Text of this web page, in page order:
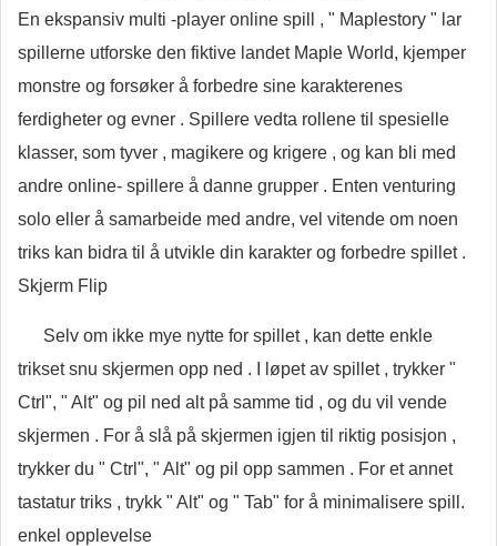
En ekspansiv multi -player online spill , " Maplestory " lar
spillerne utforske den fiktive landet Maple World, kjemper
monstre og forsøker å forbedre sine karakterenes
ferdigheter og evner . Spillere vedta rollene til spesielle
klasser, som tyver , magikere og krigere , og kan bli med
andre online- spillere å danne grupper . Enten venturing
solo eller å samarbeide med andre, vel vitende om noen
triks kan bidra til å utvikle din karakter og forbedre spillet .
Skjerm Flip
Selv om ikke mye nytte for spillet , kan dette enkle
trikset snu skjermen opp ned . I løpet av spillet , trykker "
Ctrl", " Alt" og pil ned alt på samme tid , og du vil vende
skjermen . For å slå på skjermen igjen til riktig posisjon ,
trykker du " Ctrl", " Alt" og pil opp sammen . For et annet
tastatur triks , trykk " Alt" og " Tab" for å minimalisere spill.
enkel opplevelse